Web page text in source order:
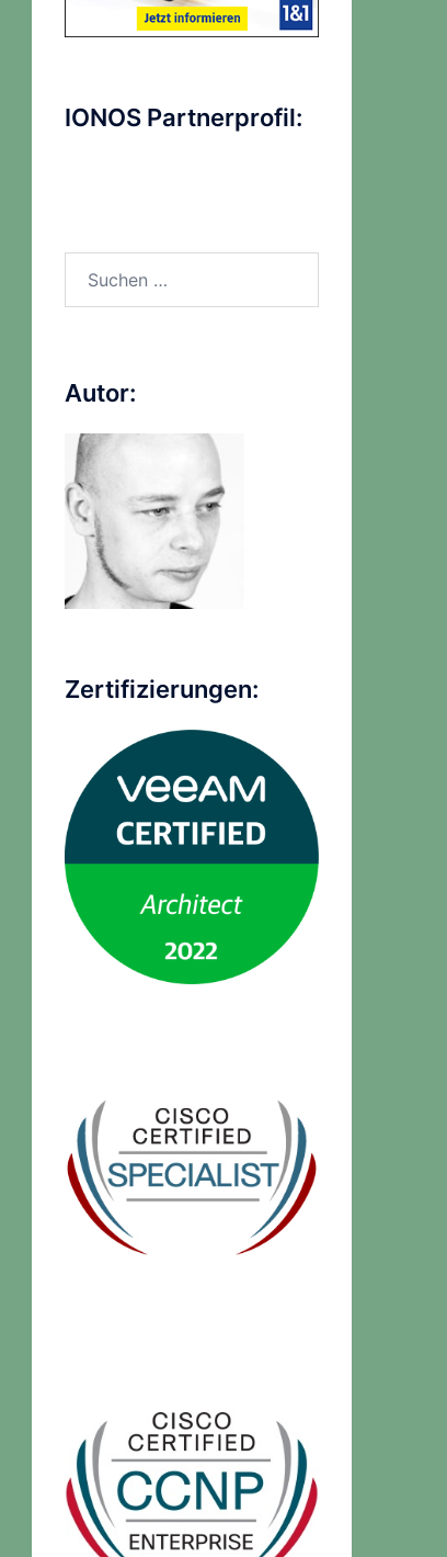
IONOS Partnerprofil:
nach:
Autor:
Zertifizierungen: